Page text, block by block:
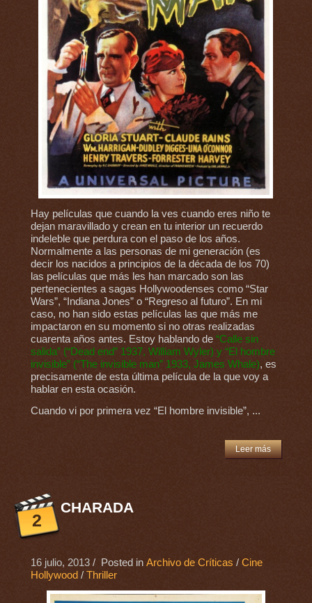
Hay películas que cuando la ves cuando eres niño te
dejan maravillado y crean en tu interior un recuerdo
indeleble que perdura con el paso de los años.
Normalmente a las personas de mi generación (es
decir los nacidos a principios de la década de los 70)
las películas que más les han marcado son las
pertenecientes a sagas Hollywoodenses como “Star
Wars”, “Indiana Jones” o “Regreso al futuro”. En mi
caso, no han sido estas películas las que más me
impactaron en su momento si no otras realizadas
cuarenta años antes. Estoy hablando de“Calle sin
salida” (“Dead end” 1937, William Wyler) y “El hombre
invisible” (“The invisible man” 1933, James Whale), es
precisamente de esta última película de la que voy a
hablar en esta ocasión.
Cuando vi por primera vez “El hombre invisible”, ...
Leer más
2
CHARADA
16 julio, 2013/ Posted in Archivo de Críticas / Cine
Hollywood / Thriller